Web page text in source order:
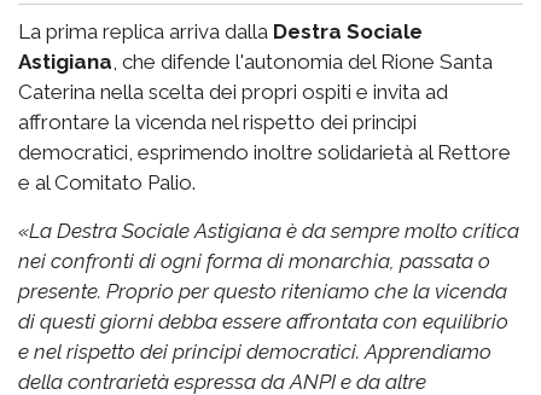
La prima replica arriva dalla Destra Sociale
Astigiana , che difende l'autonomia del Rione Santa
Caterina nella scelta dei propri ospiti e invita ad
affrontare la vicenda nel rispetto dei principi
democratici, esprimendo inoltre solidarietà al Rettore
e al Comitato Palio.
«La Destra Sociale Astigiana è da sempre molto critica
nei confronti di ogni forma di monarchia, passata o
presente. Proprio per questo riteniamo che la vicenda
di questi giorni debba essere affrontata con equilibrio
e nel rispetto dei principi democratici. Apprendiamo
della contrarietà espressa da ANPI e da altre